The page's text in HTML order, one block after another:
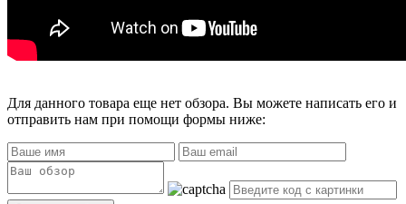
Для данного товара еще нет обзора. Вы можете написать его и
отправить нам при помощи формы ниже: